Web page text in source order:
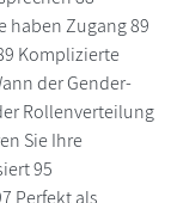
haben Zugang 89
Komplizierte
der Gender-
Rollenverteilung
Sie Ihre
95
Perfekt als